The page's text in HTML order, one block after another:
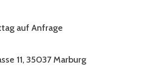
auf Anfrage
11, 35037 Marburg